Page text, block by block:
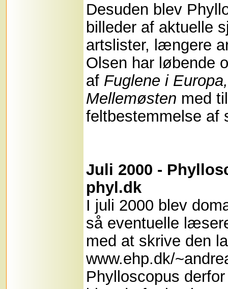
Desuden blev
billeder af aktuelle
artslister, længere
Olsen har løbende
af Fuglene i
Mellemøsten med
feltbestemmelse af
Juli 2000 -
phyl.dk
I juli 2000 blev
så eventuelle
med at skrive den
www.ehp.dk/
Phylloscopus